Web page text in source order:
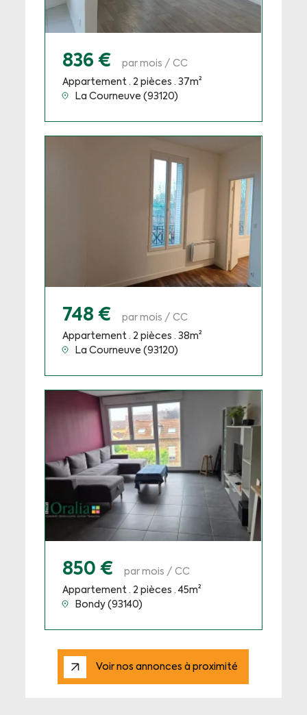
836 €
par mois / CC
Appartement · 2 pièces · 37m²
La Courneuve (93120)
748 €
par mois / CC
Appartement · 2 pièces · 38m²
La Courneuve (93120)
850 €
par mois / CC
Appartement · 2 pièces · 45m²
Bondy (93140)
Voir nos annonces à proximité